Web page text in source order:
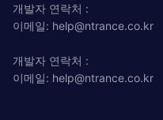
개발자 연락처 :
이메일: help@ntrance.co.kr
개발자 연락처 :
이메일: help@ntrance.co.kr